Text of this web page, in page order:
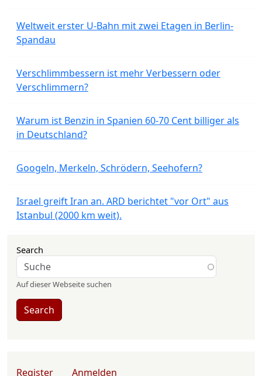
Weltweit erster U-Bahn mit zwei Etagen in Berlin-
Spandau
Verschlimmbessern ist mehr Verbessern oder
Verschlimmern?
Warum ist Benzin in Spanien 60-70 Cent billiger als
in Deutschland?
Googeln, Merkeln, Schrödern, Seehofern?
Israel greift Iran an. ARD berichtet "vor Ort" aus
Istanbul (2000 km weit).
Search
Auf dieser Webseite suchen
Search
User account menu
Register Anmelden